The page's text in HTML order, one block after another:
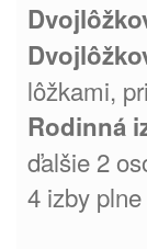
lôžkami,
Rodinná
ďalšie 2
4 izby